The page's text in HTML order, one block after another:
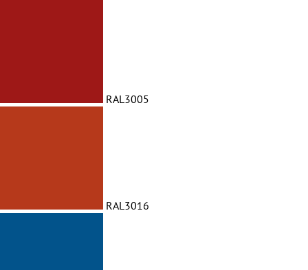
RAL3005
RAL3016